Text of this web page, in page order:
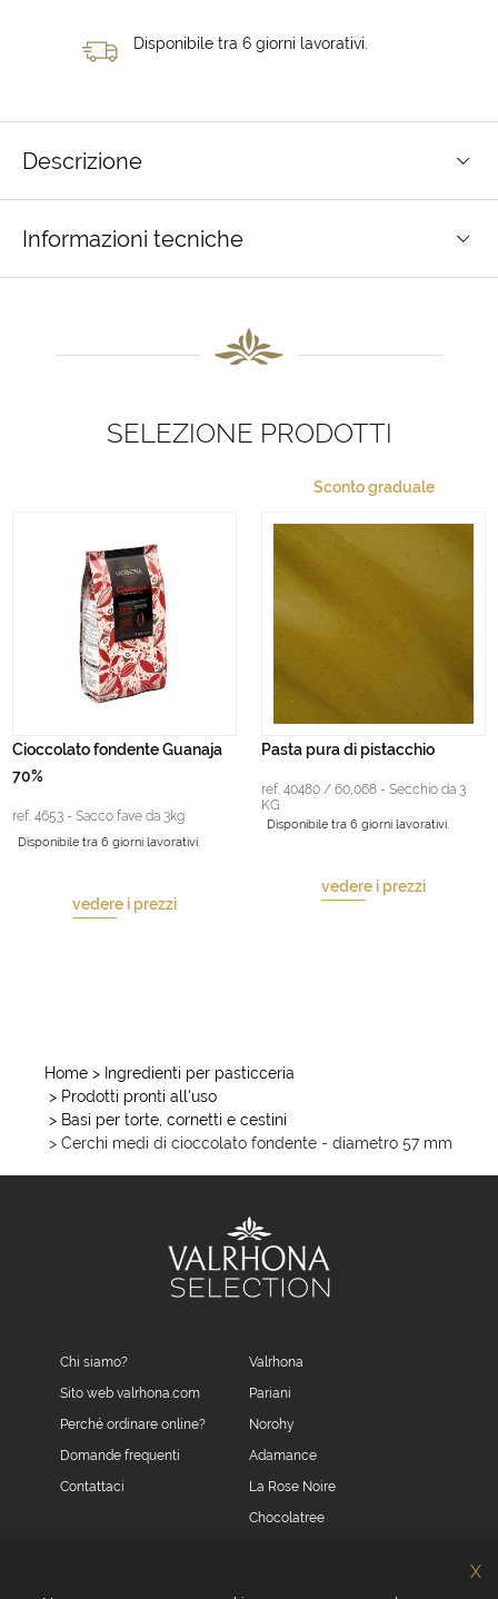
Disponibile tra 6 giorni lavorativi.
Descrizione
Informazioni tecniche
SELEZIONE PRODOTTI
Cioccolato fondente Guanaja
70%
ref. 4653 - Sacco fave da 3kg
Disponibile tra 6 giorni lavorativi.
vedere i prezzi
Sconto graduale
Pasta pura di pistacchio
ref. 40480 / 60,068 - Secchio da 3
KG
Disponibile tra 6 giorni lavorativi.
vedere i prezzi
Home > Ingredienti per pasticceria
> Prodotti pronti all'uso
> Basi per torte, cornetti e cestini
> Cerchi medi di cioccolato fondente - diametro 57 mm
Chi siamo?
Sito web valrhona.com
Perché ordinare online?
Domande frequenti
Contattaci
Valrhona
Pariani
Norohy
Adamance
La Rose Noire
Chocolatree
X